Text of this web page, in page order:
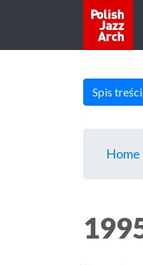
Spis treści
Home